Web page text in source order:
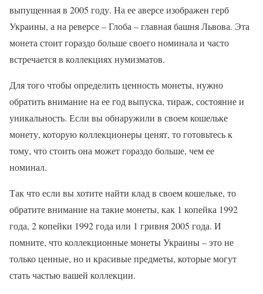
выпущенная в 2005 году. На ее аверсе изображен герб
Украины, а на реверсе – Глоба – главная башня Львова. Эта
монета стоит гораздо больше своего номинала и часто
встречается в коллекциях нумизматов.
Для того чтобы определить ценность монеты, нужно
обратить внимание на ее год выпуска, тираж, состояние и
уникальность. Если вы обнаружили в своем кошельке
монету, которую коллекционеры ценят, то готовьтесь к
тому, что стоить она может гораздо больше, чем ее
номинал.
Так что если вы хотите найти клад в своем кошельке, то
обратите внимание на такие монеты, как 1 копейка 1992
года, 2 копейки 1992 года или 1 гривня 2005 года. И
помните, что коллекционные монеты Украины – это не
только ценные, но и красивые предметы, которые могут
стать частью вашей коллекции.